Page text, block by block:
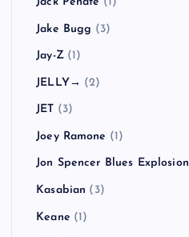
Jake Bugg (3)
Jay-Z(1)
JELLY→ (2)
JET (3)
Joey Ramone (1)
Jon Spencer Blues Explosion
Kasabian (3)
Keane (1)